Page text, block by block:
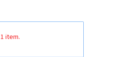
item.